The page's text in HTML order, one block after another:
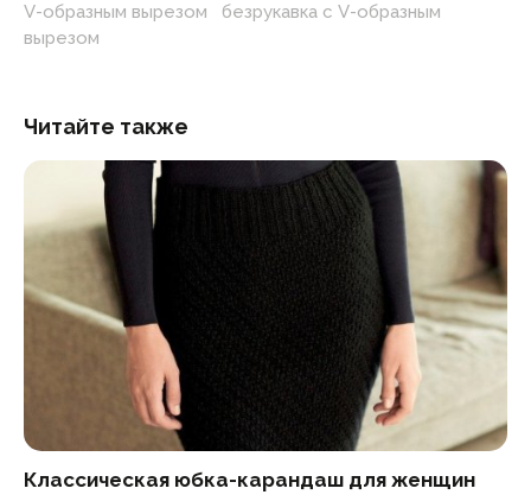
V-образным вырезом
безрукавка с V-образным
вырезом
Читайте также
Классическая юбка-карандаш для женщин